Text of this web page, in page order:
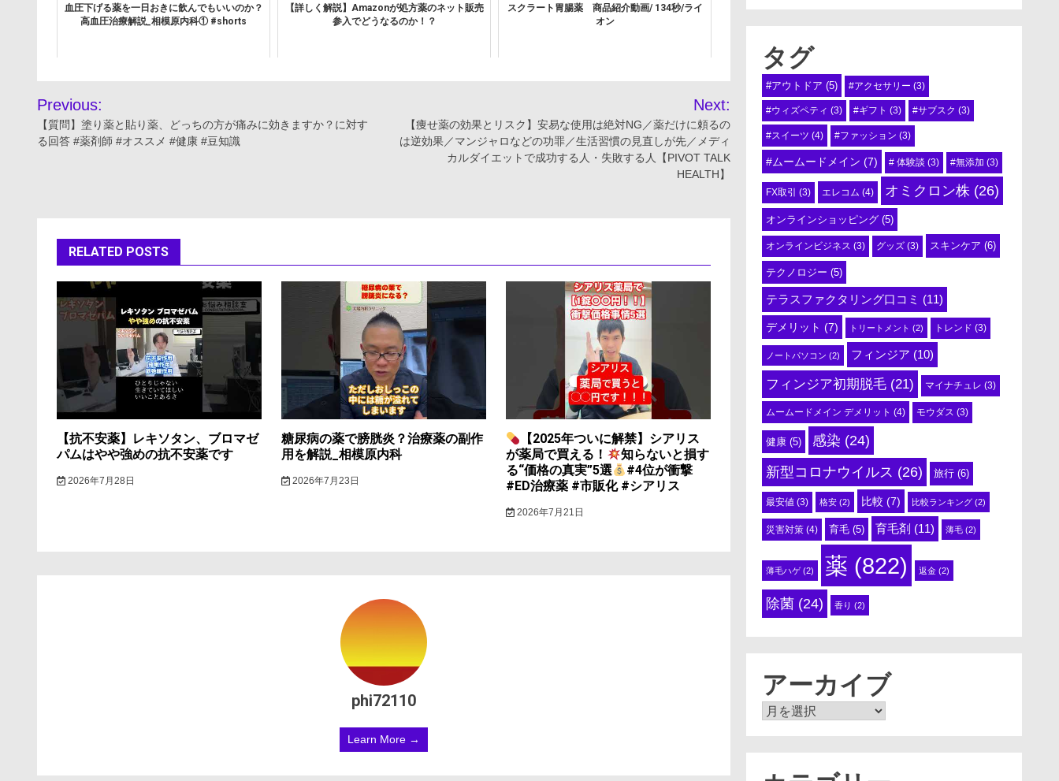
血圧下げる薬を一日おきに飲んでもいいのか？
高血圧治療解説_相模原内科① #shorts
【詳しく解説】Amazonが処方薬のネット販売
参入でどうなるのか！？
スクラート胃腸薬 商品紹介動画/ 134秒/ライ
オン
投
稿
ー
シ
ョ
ン
Previous:
【質問】塗り薬と貼り薬、どっちの方が痛みに効きますか？に対す
る回答 #薬剤師 #オススメ #健康 #豆知識
Next:
【痩せ薬の効果とリスク】安易な使用は絶対NG／薬だけに頼るの
は逆効果／マンジャロなどの功罪／生活習慣の見直しが先／メディ
カルダイエットで成功する人・失敗する人【PIVOT TALK
HEALTH】
RELATED POSTS
【抗不安薬】レキソタン、ブロマゼ
パムはやや強めの抗不安薬です
2026年7月28日
糖尿病の薬で膀胱炎？治療薬の副作
用を解説_相模原内科
2026年7月23日
【2025年ついに解禁】シアリス
が薬局で買える！
知らないと損す
る“価格の真実”5選
#4位が衝撃
#ED治療薬 #市販化 #シアリス
2026年7月21日
phi72110
Learn More →
タグ
#アウトドア (5) #アクセサリー (3)
#ウィズペティ (3) #ギフト (3) #サブスク (3)
#スイーツ (4) #ファッション (3)
#ムームードメイン (7) # 体験談 (3) #無添加 (3)
FX取引 (3) エレコム (4) オミクロン株 (26)
オンラインショッピング (5)
オンラインビジネス (3) グッズ (3) スキンケア (6)
テクノロジー (5)
テラスファクタリング口コミ (11)
デメリット (7) トリートメント (2) トレンド (3)
ノートパソコン (2) フィンジア (10)
フィンジア初期脱毛 (21) マイナチュレ (3)
ムームードメイン デメリット (4) モウダス (3)
健康 (5) 感染 (24)
新型コロナウイルス (26) 旅行 (6)
最安値 (3) 格安 (2) 比較 (7) 比較ランキング (2)
災害対策 (4) 育毛 (5) 育毛剤 (11) 薄毛 (2)
薄毛ハゲ(2) 薬 (822) 返金 (2)
除菌 (24) 香り (2)
アーカイブ
ア